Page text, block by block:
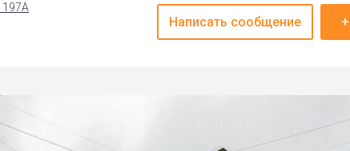
197А
Написать сообщение